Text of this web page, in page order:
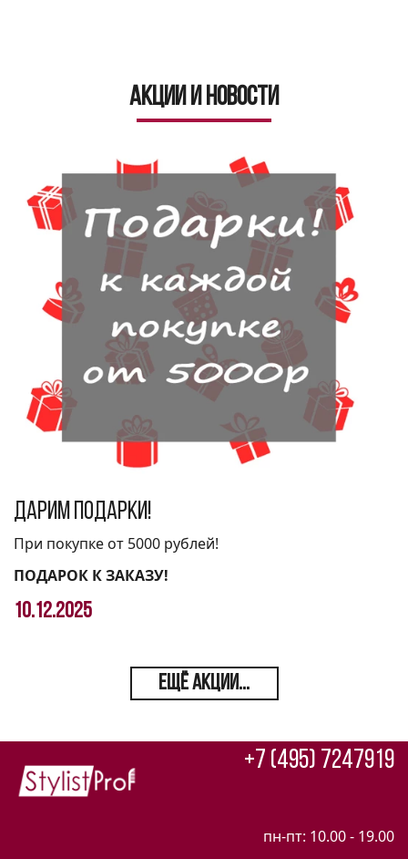
Акции и новости
Дарим подарки!
При покупке от 5000 рублей!
ПОДАРОК К ЗАКАЗУ!
10.12.2025
ЕЩЁ АКЦИИ...
+7 (495) 7247919
пн-пт: 10.00 - 19.00